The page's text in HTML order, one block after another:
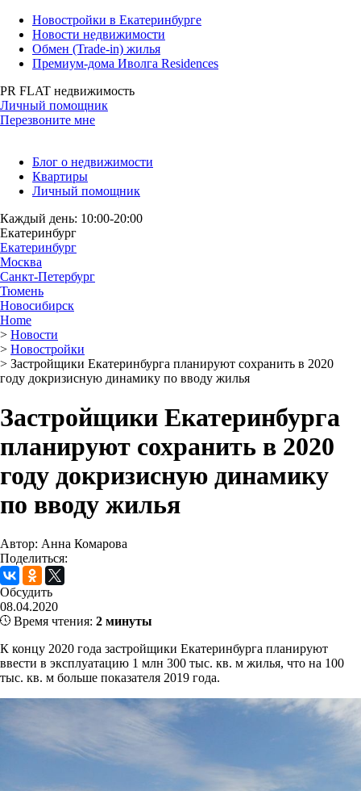
Новостройки в Екатеринбурге
Новости недвижимости
Обмен (Trade-in) жилья
Премиум-дома Иволга Residences
PR FLAT недвижимость
Личный помощник
Перезвоните мне
Блог о недвижимости
Квартиры
Личный помощник
Каждый день: 10:00-20:00
Екатеринбург
Екатеринбург
Москва
Санкт-Петербург
Тюмень
Новосибирск
Home
> Новости
> Новостройки
> Застройщики Екатеринбурга планируют сохранить в 2020
году докризисную динамику по вводу жилья
Застройщики Екатеринбурга
планируют сохранить в 2020
году докризисную динамику
по вводу жилья
Автор: Анна Комарова
Поделиться:
Обсудить
08.04.2020
Время чтения: 2 минуты
К концу 2020 года застройщики Екатеринбурга планируют
ввести в эксплуатацию 1 млн 300 тыс. кв. м жилья, что на 100
тыс. кв. м больше показателя 2019 года.